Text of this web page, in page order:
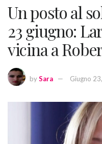
Un posto al
23 giugno:
vicina a
bySara Giugno